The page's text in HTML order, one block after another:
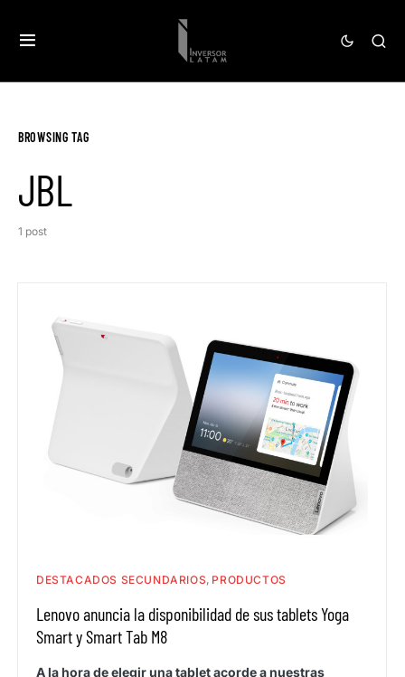
BROWSING TAG
JBL
1 post
DESTACADOS SECUNDARIOS PRODUCTOS
Lenovo anuncia la disponibilidad de sus tablets Yoga
Smart y Smart Tab M8
A la hora de elegir una tablet acorde a nuestras